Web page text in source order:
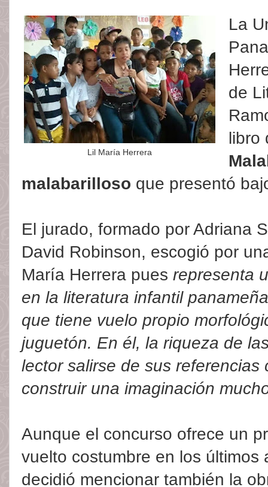
Lil María Herrera
La
de
libro
malabarilloso que presentó
El jurado, formado por Adriana
David Robinson, escogió por
María Herrera pues representa
en la literatura infantil
que tiene vuelo propio
juguetón. En él, la riqueza de
lector salirse de sus referencias
construir una imaginación
Aunque el concurso ofrece un
vuelto costumbre en los
decidió mencionar también la